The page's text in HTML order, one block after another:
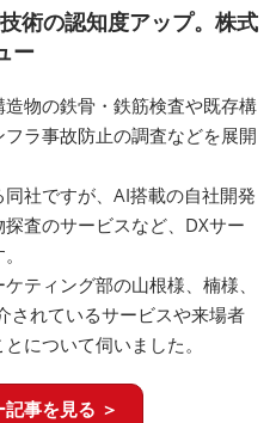
術の認知度アップ。株式
ー
物の鉄骨・鉄筋検査や既存構
ラ事故防止の調査などを展開
社ですが、AI搭載の自社開発
査のサービスなど、DXサー
ティング部の山根様、楠様、
されているサービスや来場者
について伺いました。
事を見る ＞